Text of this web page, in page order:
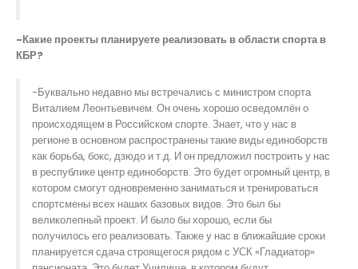
-Какие проекты планируете реализовать в области спорта в
КБР?
-Буквально недавно мы встречались с министром спорта
Виталием Леонтьевичем. Он очень хорошо осведомлён о
происходящем в Российском спорте. Знает, что у нас в
регионе в основном распространены такие виды единоборств
как борьба, бокс, дзюдо и т.д. И он предложил построить у нас
в республике центр единоборств. Это будет огромный центр, в
котором смогут одновременно заниматься и тренироваться
спортсмены всех наших базовых видов. Это был бы
великолепный проект. И было бы хорошо, если бы
получилось его реализовать. Также у нас в ближайшие сроки
планируется сдача строящегося рядом с УСК «Гладиатор»